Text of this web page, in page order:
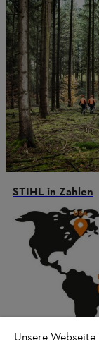
STIHL in Zahlen